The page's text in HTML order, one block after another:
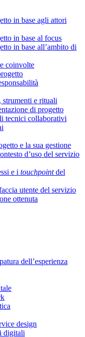
in base agli attori
in base al focus
in base all’ambito di
coinvolte
strumenti e rituali
di progetto
tecnici collaborativi
e la sua gestione
d’uso del servizio
e i touchpointdel
utente del servizio
ottenuta
dell’esperienza
design
digitali